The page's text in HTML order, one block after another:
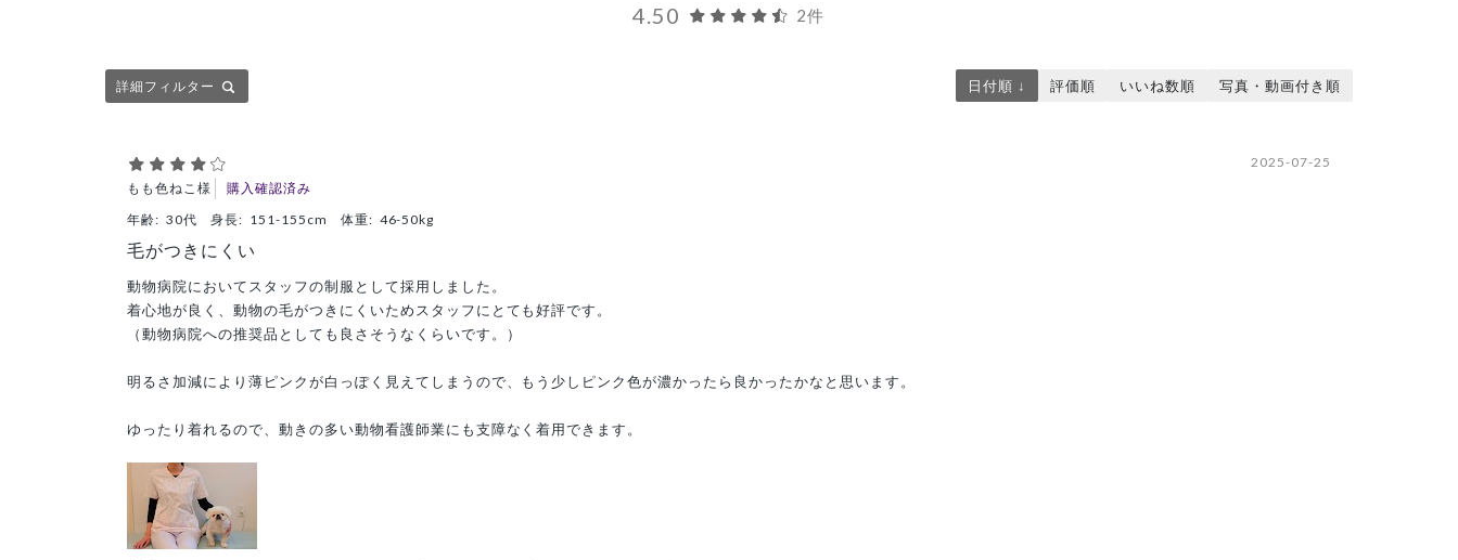
4.50 2件
詳細フィルター 日付順 ↓ 評価順 いいね数順 写真・動画付き順
もも色ねこ様 購入確認済み
2025-07-25
年齢: 30代 身長: 151-155cm 体重: 46-50kg
毛がつきにくい
動物病院においてスタッフの制服として採用しました。
着心地が良く、動物の毛がつきにくいためスタッフにとても好評です。
（動物病院への推奨品としても良さそうなくらいです。）
明るさ加減により薄ピンクが白っぽく見えてしまうので、もう少しピンク色が濃かったら良かったかなと思います。
ゆったり着れるので、動きの多い動物看護師業にも支障なく着用できます。